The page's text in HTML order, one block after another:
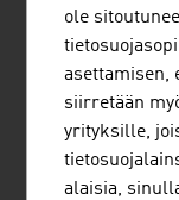
TYROLIT -
ole
asettamisen,
siirretään
yrityksille,
alaisia,